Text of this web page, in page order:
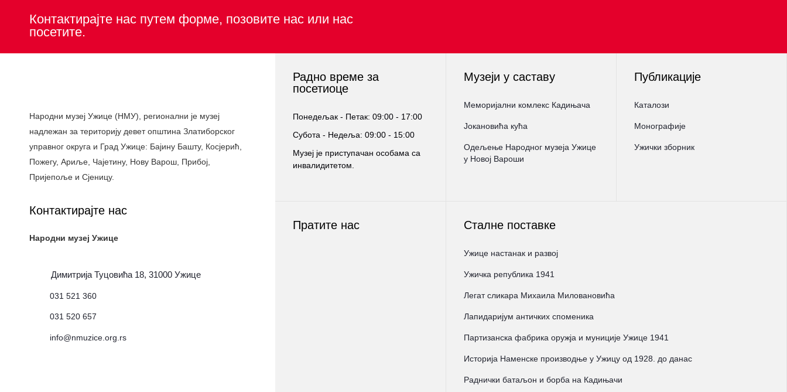
Контактирајте нас путем форме, позовите нас или нас
посетите.
Народни музеј Ужице (НМУ), регионални je музеј
надлежан за територију девет општина Златиборског
управног округа и Град Ужице: Бајину Башту, Косјерић,
Пожегу, Ариље, Чајетину, Нову Варош, Прибој,
Пријепоље и Сјеницу.
Контактирајте нас
Народни музеј Ужице
Димитрија Туцовића 18, 31000 Ужице
031 521 360
031 520 657
info@nmuzice.org.rs
Радно време за
посетиоце
Понедељак - Петак: 09:00 - 17:00
Субота - Недеља: 09:00 - 15:00
Музеј је приступачан особама са
инвалидитетом.
Музеји у саставу
Меморијални комлекс Кадињача
Јокановића кућа
Oдељење Народног музеја Ужице
у Новој Вароши
Публикације
Каталози
Монографије
Ужички зборник
Пратите нас Сталне поставке
Ужице настанак и развој
Ужичка република 1941
Легат сликара Михаила Миловановића
Лапидаријум античких споменика
Партизанска фабрика оружја и муниције Ужице 1941
Историја Наменске производње у Ужицу од 1928. до данас
Раднички батаљон и борба на Кадињачи